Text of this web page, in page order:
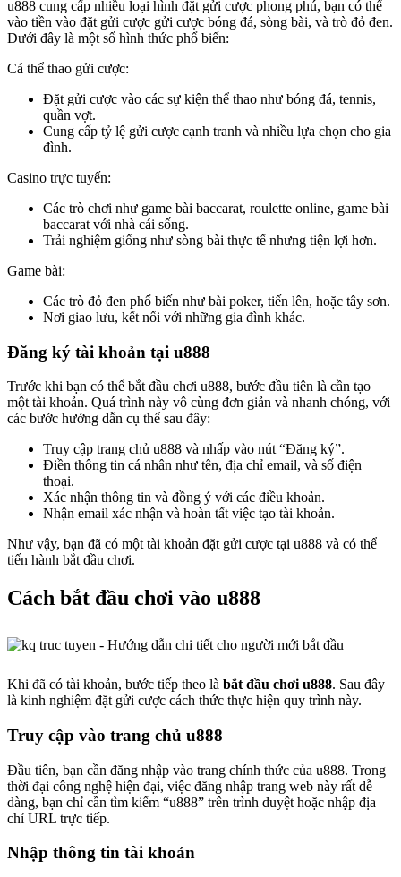
u888 cung cấp nhiều loại hình đặt gửi cược phong phú, bạn có thể
vào tiền vào đặt gửi cược gửi cược bóng đá, sòng bài, và trò đỏ đen.
Dưới đây là một số hình thức phổ biến:
Cá thể thao gửi cược:
Đặt gửi cược vào các sự kiện thể thao như bóng đá, tennis,
quần vợt.
Cung cấp tỷ lệ gửi cược cạnh tranh và nhiều lựa chọn cho gia
đình.
Casino trực tuyến:
Các trò chơi như game bài baccarat, roulette online, game bài
baccarat với nhà cái sống.
Trải nghiệm giống như sòng bài thực tế nhưng tiện lợi hơn.
Game bài:
Các trò đỏ đen phổ biến như bài poker, tiến lên, hoặc tây sơn.
Nơi giao lưu, kết nối với những gia đình khác.
Đăng ký tài khoản tại u888
Trước khi bạn có thể bắt đầu chơi u888, bước đầu tiên là cần tạo
một tài khoản. Quá trình này vô cùng đơn giản và nhanh chóng, với
các bước hướng dẫn cụ thể sau đây:
Truy cập trang chủ u888 và nhấp vào nút “Đăng ký”.
Điền thông tin cá nhân như tên, địa chỉ email, và số điện
thoại.
Xác nhận thông tin và đồng ý với các điều khoản.
Nhận email xác nhận và hoàn tất việc tạo tài khoản.
Như vậy, bạn đã có một tài khoản đặt gửi cược tại u888 và có thể
tiến hành bắt đầu chơi.
Cách bắt đầu chơi vào u888
Khi đã có tài khoản, bước tiếp theo là bắt đầu chơi u888. Sau đây
là kinh nghiệm đặt gửi cược cách thức thực hiện quy trình này.
Truy cập vào trang chủ u888
Đầu tiên, bạn cần đăng nhập vào trang chính thức của u888. Trong
thời đại công nghệ hiện đại, việc đăng nhập trang web này rất dễ
dàng, bạn chỉ cần tìm kiếm “u888” trên trình duyệt hoặc nhập địa
chỉ URL trực tiếp.
Nhập thông tin tài khoản